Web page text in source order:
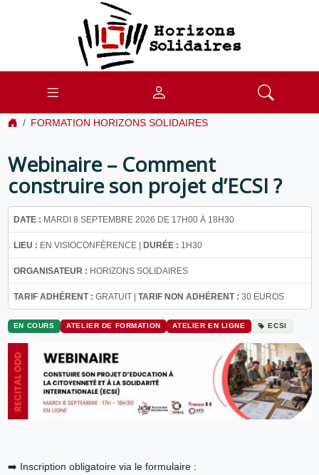
FORMATION HORIZONS SOLIDAIRES
Webinaire – Comment
construire son projet d’ECSI ?
DATE : MARDI 8 SEPTEMBRE 2026 DE 17H00 À 18H30
LIEU : EN VISIOCONFÉRENCE | DURÉE : 1H30
ORGANISATEUR : HORIZONS SOLIDAIRES
TARIF ADHÉRENT : GRATUIT | TARIF NON ADHÉRENT : 30 EUROS
EN COURS ATELIER DE FORMATION ATELIER EN LIGNE ECSI
➡️ Inscription obligatoire via le formulaire :